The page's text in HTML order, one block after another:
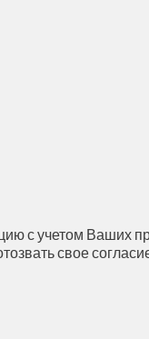
с учетом Ваших
свое